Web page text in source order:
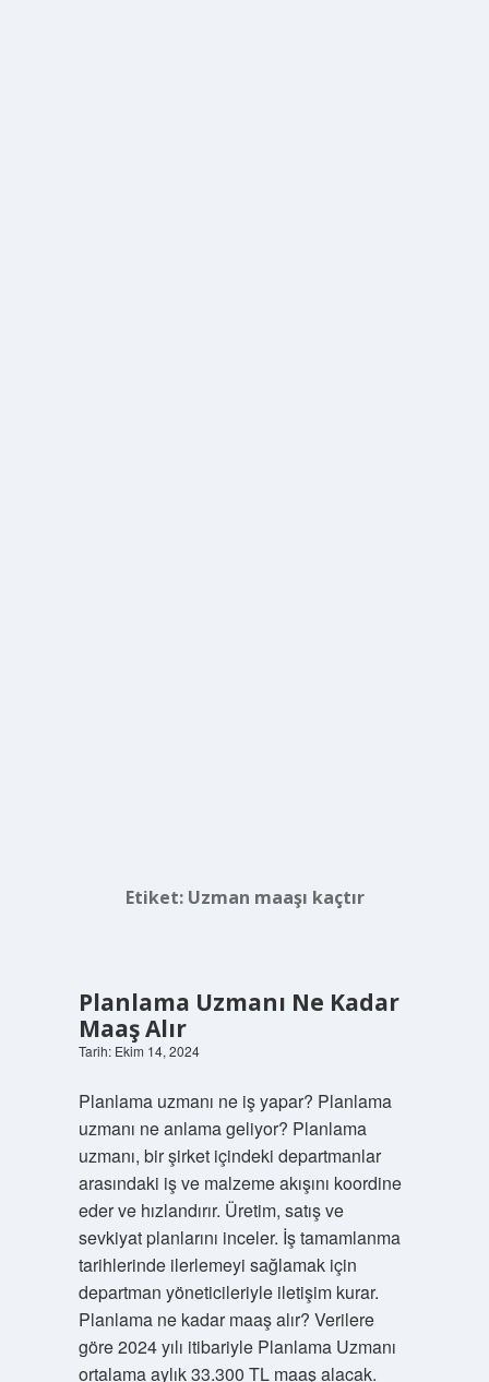
Etiket: Uzman maaşı kaçtır
Planlama Uzmanı Ne Kadar
Maaş Alır
Tarih: Ekim 14, 2024
Planlama uzmanı ne iş yapar? Planlama
uzmanı ne anlama geliyor? Planlama
uzmanı, bir şirket içindeki departmanlar
arasındaki iş ve malzeme akışını koordine
eder ve hızlandırır. Üretim, satış ve
sevkiyat planlarını inceler. İş tamamlanma
tarihlerinde ilerlemeyi sağlamak için
departman yöneticileriyle iletişim kurar.
Planlama ne kadar maaş alır? Verilere
göre 2024 yılı itibariyle Planlama Uzmanı
ortalama aylık 33.300 TL maaş alacak.